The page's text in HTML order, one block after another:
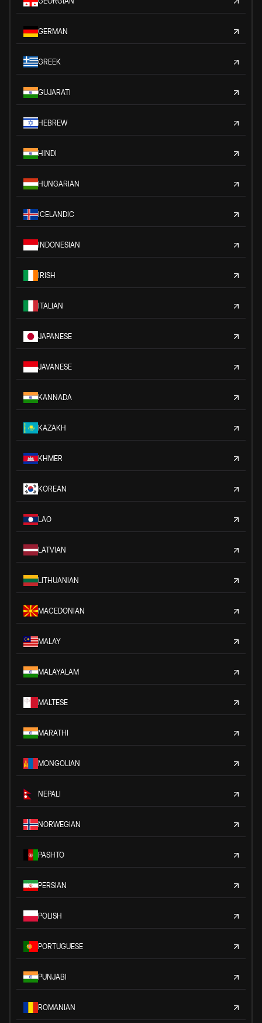
GERMAN
GREEK
GUJARATI
HEBREW
HINDI
HUNGARIAN
ICELANDIC
INDONESIAN
IRISH
ITALIAN
JAPANESE
JAVANESE
KANNADA
KAZAKH
KHMER
KOREAN
LAO
LATVIAN
LITHUANIAN
MACEDONIAN
MALAY
MALAYALAM
MALTESE
MARATHI
MONGOLIAN
NEPALI
NORWEGIAN
PASHTO
PERSIAN
POLISH
PORTUGUESE
PUNJABI
ROMANIAN